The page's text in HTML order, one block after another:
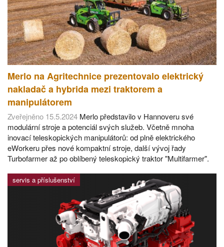
Merlo na Agritechnice prezentovalo elektrický
nakladač a hybrida mezi traktorem a
manipulátorem
Zveřejněno 15.5.2024 Merlo představilo v Hannoveru své
modulární stroje a potenciál svých služeb. Včetně mnoha
inovací teleskopických manipulátorů: od plně elektrického
eWorkeru přes nové kompaktní stroje, další vývoj řady
Turbofarmer až po oblíbený teleskopický traktor "Multifarmer".
servis a příslušenství